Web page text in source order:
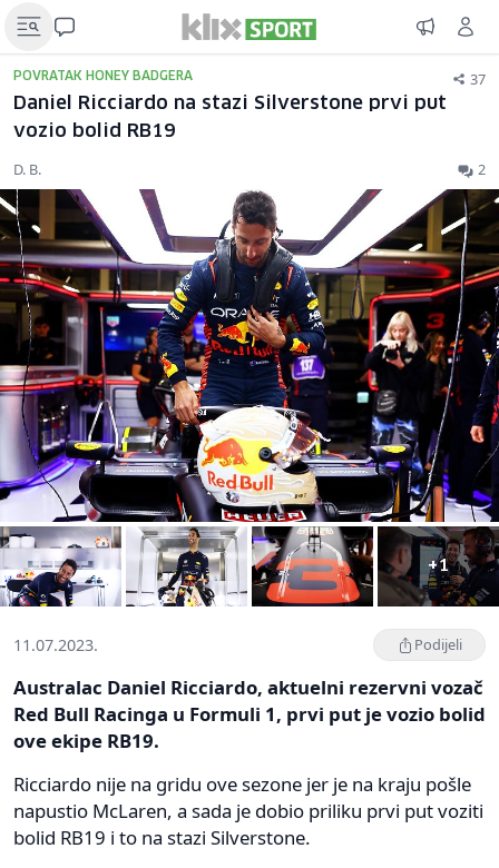
POVRATAK HONEY BADGERA 37
Daniel Ricciardo na stazi Silverstone prvi put
vozio bolid RB19
D. B. 2
+1
11.07.2023. Podijeli
Australac Daniel Ricciardo, aktuelni rezervni vozač
Red Bull Racinga u Formuli 1, prvi put je vozio bolid
ove ekipe RB19.
Ricciardo nije na gridu ove sezone jer je na kraju pošle
napustio McLaren, a sada je dobio priliku prvi put voziti
bolid RB19 i to na stazi Silverstone.